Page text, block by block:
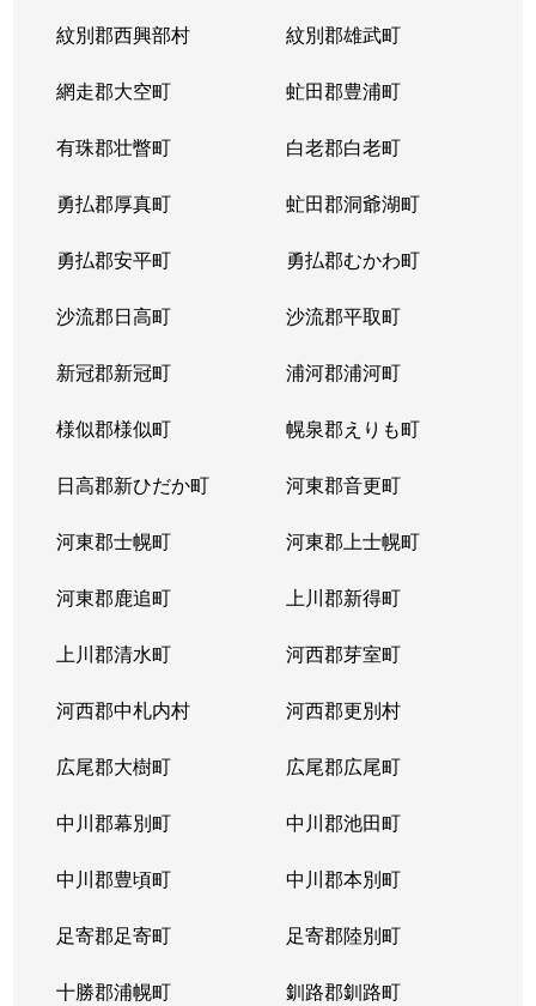
紋別郡西興部村 紋別郡雄武町
網走郡大空町 虻田郡豊浦町
有珠郡壮瞥町 白老郡白老町
勇払郡厚真町 虻田郡洞爺湖町
勇払郡安平町 勇払郡むかわ町
沙流郡日高町 沙流郡平取町
新冠郡新冠町 浦河郡浦河町
様似郡様似町 幌泉郡えりも町
日高郡新ひだか町 河東郡音更町
河東郡士幌町 河東郡上士幌町
河東郡鹿追町 上川郡新得町
上川郡清水町 河西郡芽室町
河西郡中札内村 河西郡更別村
広尾郡大樹町 広尾郡広尾町
中川郡幕別町 中川郡池田町
中川郡豊頃町 中川郡本別町
足寄郡足寄町 足寄郡陸別町
十勝郡浦幌町 釧路郡釧路町